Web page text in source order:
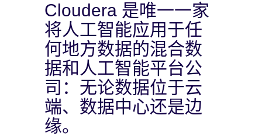
Cloudera 是唯一一家
将人工智能应用于任
何地方数据的混合数
据和人工智能平台公
司：无论数据位于云
端、数据中心还是边
缘。